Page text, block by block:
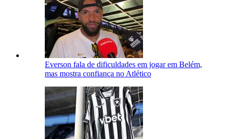
Everson fala de dificuldades em jogar em Belém,
mas mostra confiança no Atlético